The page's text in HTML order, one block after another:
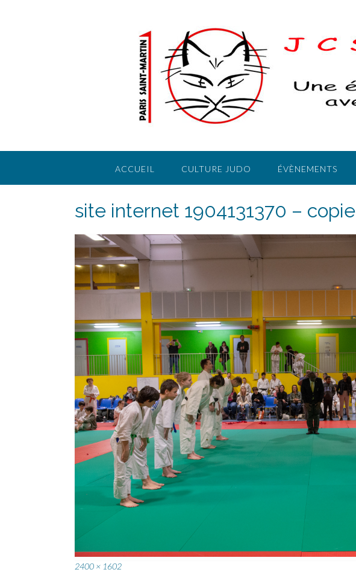
ACCUEIL CULTURE JUDO ÉVÈNEMENTS
site internet 1904131370 – copie
Full
2400 × 1602